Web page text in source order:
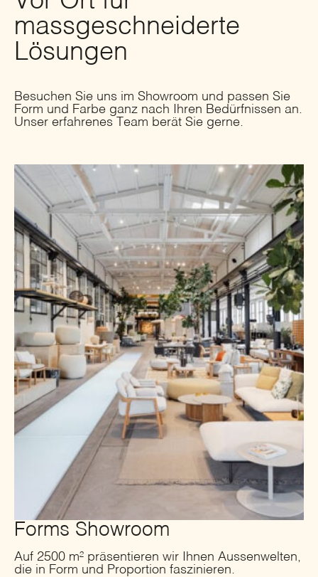
massgeschneiderte
Lösungen
Besuchen Sie uns im Showroom und passen Sie
Form und Farbe ganz nach Ihren Bedürfnissen an.
Unser erfahrenes Team berät Sie gerne.
Forms Showroom
Auf 2500 m² präsentieren wir Ihnen Aussenwelten,
die in Form und Proportion faszinieren.